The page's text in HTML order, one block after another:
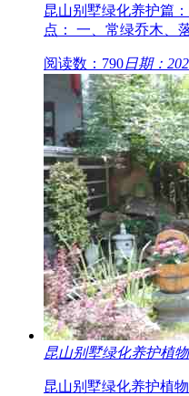
昆山别墅绿化养护篇
点： 一、常绿乔木、
阅读数：790日期：
昆山别墅绿化养护植
昆山别墅绿化养护植